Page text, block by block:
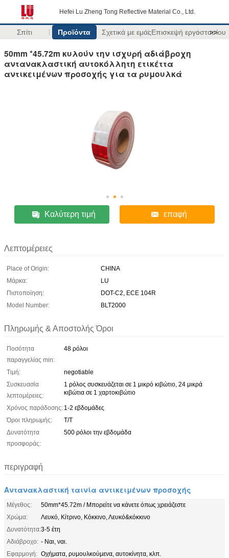
Hefei Lu Zheng Tong Reflective Material Co., Ltd.
Σπίτι Προϊόντα Σχετικά με εμάςΕπισκεψή εργοστασίου
>>
50mm *45.72m κυλούν την ισχυρή αδιάβροχη
αντανακλαστική αυτοκόλλητη ετικέττα
αντικειμένων προσοχής για τα ρυμουλκά
Καλύτερη τιμή επαφή
Λεπτομέρειες
Place of Origin:
CHINA
Μάρκα:
LU
Πιστοποίηση:
DOT-C2, ECE 104R
Model Number:
BLT2000
Πληρωμής & Αποστολής Όροι
Ποσότητα
παραγγελίας min:
48 ρόλοι
Τιμή:
negotiable
Συσκευασία
λεπτομέρειες:
1 ρόλος συσκευάζεται σε 1 μικρό κιβώτιο, 24 μικρά
κιβώτια σε 1 χαρτοκιβώτιο
Χρόνος παράδοσης: 1-2 εβδομάδες
Όροι πληρωμής:
T/T
Δυνατότητα
προσφοράς:
500 ρόλοι την εβδομάδα
περιγραφή
Αντανακλαστική ταινία αντικειμένων προσοχής
Μέγεθος:
50mm*45.72m / Μπορείτε να κάνετε όπως χρειάζεστε
Χρώμα:
Λευκό, Κίτρινο, Κόκκινο, Λευκό&κόκκινο
Δυνατότητα:3-5 έτη
Αδιάβροχο: - Ναι, ναι.
Εφαρμογή: Οχήματα, ρυμουλκούμενα, αυτοκίνητα, κλπ.